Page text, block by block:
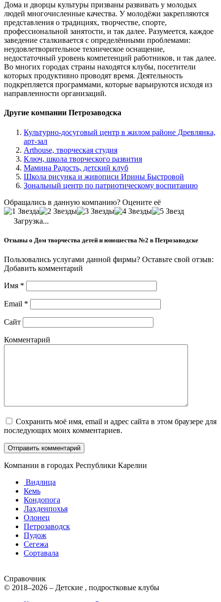
Дома и дворцы культуры призваны развивать у молодых
людей многочисленные качества. У молодёжи закрепляются
представления о традициях, творчестве, спорте,
профессиональной занятости, и так далее. Разумеется, каждое
заведение сталкивается с определёнными проблемами:
неудовлетворительное техническое оснащение,
недостаточный уровень компетенций работников, и так далее.
Во многих городах страны находятся клубы, посетители
которых продуктивно проводят время. Деятельность
подкрепляется программами, которые варьируются исходя из
направленности организаций.
Другие компании Петрозаводска
Культурно-досуговый центр в жилом районе Древлянка,
арт-зал
Arthouse, творческая студия
Ключ, школа творческого развития
Мамина Радость, детский клуб
Школа рисунка и живописи Ирины Быстровой
Зональный центр по патриотическому воспитанию
Обращались в данную компанию? Оцените её
Загрузка...
Отзывы о Дом творчества детей и юношества №2 в Петрозаводске
Пользовались услугами данной фирмы? Оставьте свой отзыв:
Добавить комментарий
Имя *
Email *
Сайт
Комментарий
Сохранить моё имя, email и адрес сайта в этом браузере для
последующих моих комментариев.
Компании в городах Республики Карелии
Видлица
Кемь
Кондопога
Лахденпохья
Олонец
Петрозаводск
Пудож
Сегежа
Сортавала
Справочник
© 2018–2026 – Детские , подростковые клубы